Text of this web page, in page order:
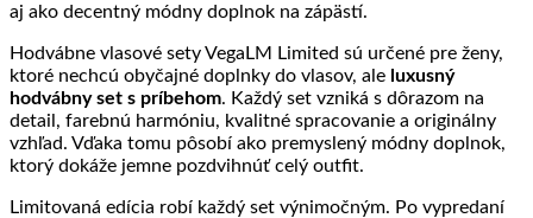
aj ako decentný módny doplnok na zápästí.
Hodvábne vlasové sety VegaLM Limited sú určené pre ženy,
ktoré nechcú obyčajné doplnky do vlasov, ale luxusný
hodvábny set s príbehom. Každý set vzniká s dôrazom na
detail, farebnú harmóniu, kvalitné spracovanie a originálny
vzhľad. Vďaka tomu pôsobí ako premyslený módny doplnok,
ktorý dokáže jemne pozdvihnúť celý outfit.
Limitovaná edícia robí každý set výnimočným. Po vypredaní